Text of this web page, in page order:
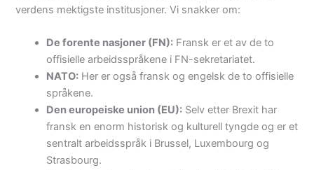
verdens mektigste institusjoner. Vi snakker om:
De forente nasjoner (FN): Fransk er et av de to
offisielle arbeidsspråkene i FN-sekretariatet.
NATO: Her er også fransk og engelsk de to offisielle
språkene.
Den europeiske union (EU): Selv etter Brexit har
fransk en enorm historisk og kulturell tyngde og er et
sentralt arbeidsspråk i Brussel, Luxembourg og
Strasbourg.